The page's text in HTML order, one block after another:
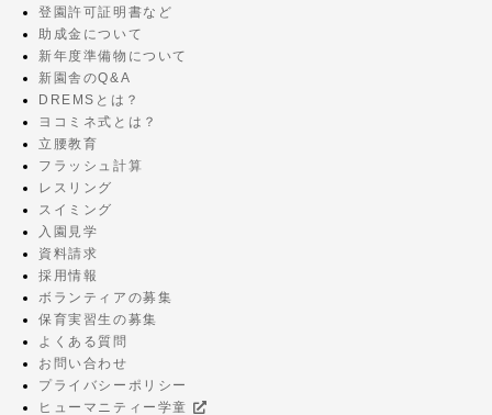
登園許可証明書など
助成金について
新年度準備物について
新園舎のQ&A
DREMSとは？
ヨコミネ式とは？
立腰教育
フラッシュ計算
レスリング
スイミング
入園見学
資料請求
採用情報
ボランティアの募集
保育実習生の募集
よくある質問
お問い合わせ
プライバシーポリシー
ヒューマニティー学童